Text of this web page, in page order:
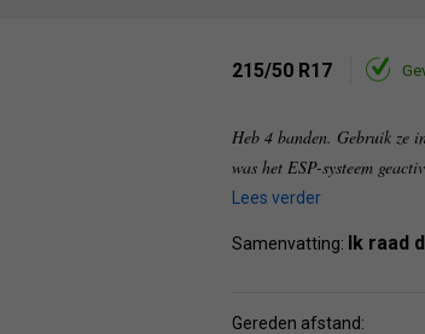
215/50 R17
Heb 4 banden. Gebruik ze
was het ESP-systeem
Lees verder
Samenvatting: Ik raad
Gereden afstand: